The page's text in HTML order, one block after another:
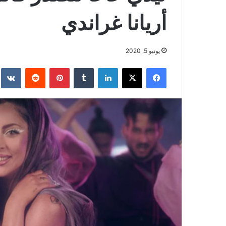
أريانا غراندي
يونيو 5, 2020
فيسبوك ‫X لينكدإن بينتيريست